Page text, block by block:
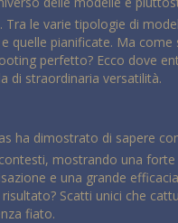
Tra le varie tipologie di
quelle pianificate. Ma come
perfetto? Ecco dove
di straordinaria versatilità.
ha dimostrato di sapere
mostrando una
e una grande
risultato? Scatti unici che
fiato.